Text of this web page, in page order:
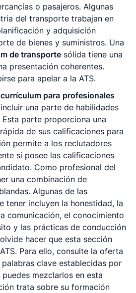
o pasajeros. Algunas
del transporte trabajan en
y adquisición
de bienes y suministros. Una
de transporte sólida tiene una
presentación coherentes.
para apelar a la ATS.
para profesionales
incluir una parte de habilidades
parte proporciona una
de sus calificaciones para
permite a los reclutadores
si posee las calificaciones
Como profesional del
una combinación de
Algunas de las
tener incluyen la honestidad, la
comunicación, el conocimiento
y las prácticas de conducción
hacer que esta sección
Para ello, consulte la oferta
clave establecidas por
mezclarlos en esta
trata sobre su formación